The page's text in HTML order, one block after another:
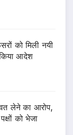
को मिली नयी
किया आदेश
लेने का आरोप,
को भेजा